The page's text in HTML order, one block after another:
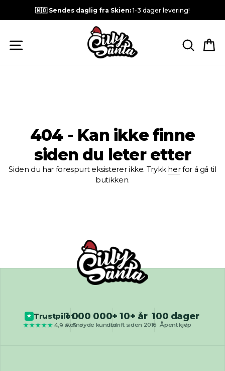
🇳🇴 Sendes daglig fra Skien: 1-3 dager levering!
SØK
404 - Kan ikke finne
siden du leter etter
Siden du har forespurt eksisterer ikke. Trykk herfor å gå til
butikken.
★ Trustpilot
★★★★★ 4,9 av 5
1 000 000+
Fornøyde kunder
10+ år
I drift siden 2016
100 dager
Åpent kjøp